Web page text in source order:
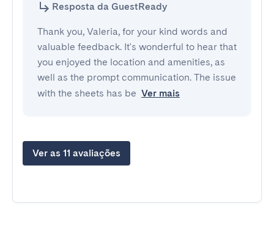
Resposta da GuestReady
Thank you, Valeria, for your kind words and
valuable feedback. It's wonderful to hear that
you enjoyed the location and amenities, as
well as the prompt communication. The issue
with the sheets has be Ver mais
Ver as 11 avaliações